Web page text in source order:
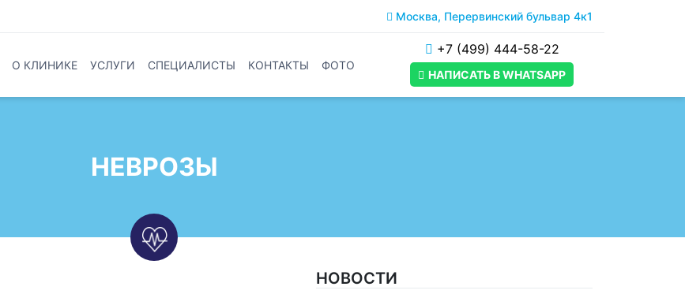
Москва, Перервинский бульвар 4к1
О КЛИНИКЕ УСЛУГИ СПЕЦИАЛИСТЫ КОНТАКТЫ ФОТО
+7 (499) 444-58-22
НАПИСАТЬ В WHATSAPP
НЕВРОЗЫ
НОВОСТИ